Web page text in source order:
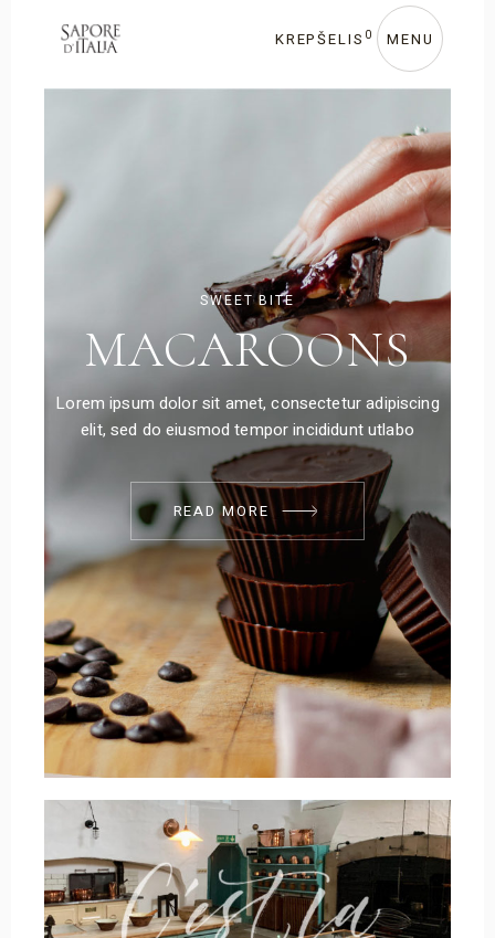
KREPŠELIS 0 MENU
SWEET BITE
MACAROONS
Lorem ipsum dolor sit amet, consectetur adipiscing
elit, sed do eiusmod tempor incididunt utlabo
READ MORE